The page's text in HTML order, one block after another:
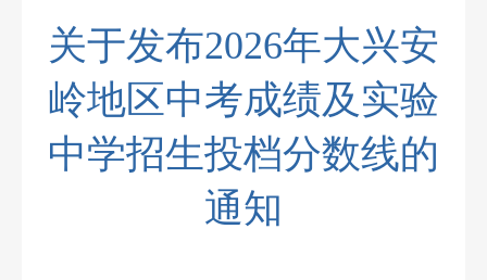
关于发布2026年大兴安
岭地区中考成绩及实验
中学招生投档分数线的
通知